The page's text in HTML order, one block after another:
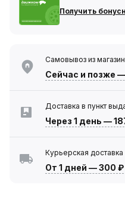
Получить
Самовывоз из
Сейчас и позже
Доставка в пункт
Через 1 день —
Курьерская доставка
От 1 дней —300 ₽